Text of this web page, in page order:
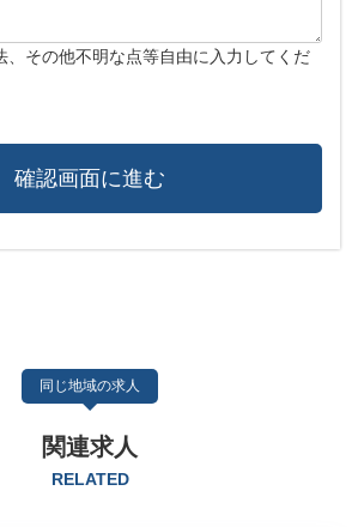
、その他不明な点等自由に入力してくだ
同じ地域の求人
関連求人
RELATED